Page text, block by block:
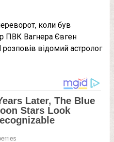
коли був
ПВК Вагнера Євген
відомий астролог